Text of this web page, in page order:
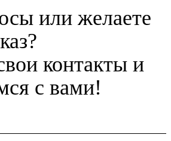
или желаете
контакты и
с вами!